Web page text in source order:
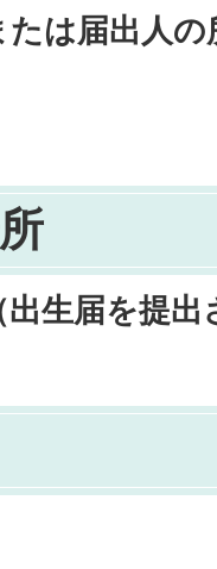
たは届出人
出生届を提